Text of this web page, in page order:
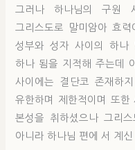
그러나 하나님의 구원
그리스도로 말미암아 효
성부와 성자 사이의 하나
하나 됨을 지적해 주는데
사이에는 결단코 존재하
유한하며 제한적이며 또한
본성을 취하셨으나 그리
아니라 하나님 편에 서 계신